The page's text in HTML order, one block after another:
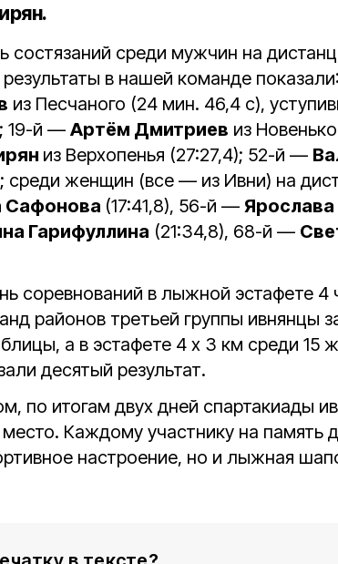
состязаний среди мужчин на
в нашей команде
из Песчаного (24 мин. 46,4 с),
19-й — Артём Дмитриев из
из Верхопенья (27:27,4); 52-й —
среди женщин (все — из Ивни) на
Сафонова (17:41,8), 56-й — Ярослава
Гарифуллина (21:34,8), 68-й —
соревнований в лыжной эстафете 4
районов третьей группы ивнянцы
а в эстафете 4 х 3 км среди 15
десятый результат.
по итогам двух дней спартакиады
место. Каждому участнику на память
настроение, но и лыжная